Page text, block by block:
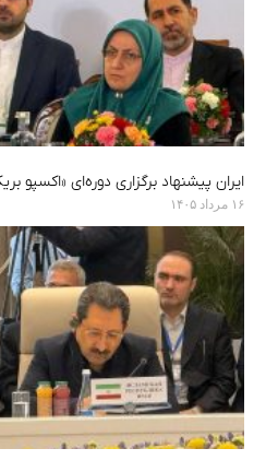
ایران پیشنهاد برگزاری دوره‌ای «اکسپو
۱۶ مرداد ۱۴۰۵